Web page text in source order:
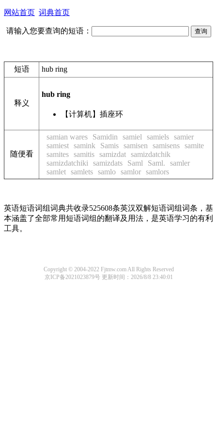
网站首页 词典首页
请输入您要查询的短语：
短语 hub ring
释义
hub ring
【计算机】插座环
随便看
samian wares Samidin samiel samiels samier
samiest samink Samis samisen samisens samite
samites samitis samizdat samizdatchik
samizdatchiki
samizdats Saml Saml.
samler
samlet samlets samlo samlor samlors
英语短语词组词典共收录525608条英汉双解短语词组词条，基
本涵盖了全部常用短语词组的翻译及用法，是英语学习的有利
工具。
Copyright © 2004-2022 Fjtmw.com All Rights Reserved
京ICP备2021023879号 更新时间：2026/8/8 23:40:01